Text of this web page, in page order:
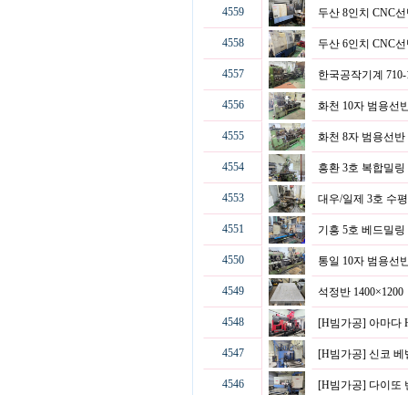
4559 두산 8인치 CNC
4558 두산 6인치 CNC
4557 한국공작기계
4556 화천 10자 범용선
4555 화천 8자 범용선
4554 흥환 3호 복합밀
4553 대우/일제 3호 수
4551 기흥 5호 베드밀
4550 통일 10자 범용선
4549 석정반 1400×1200
4548 [H빔가공] 아마다
4547 [H빔가공] 신코
4546 [H빔가공] 다이또